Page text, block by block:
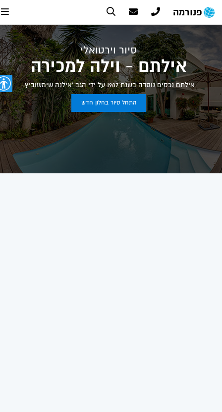
פנורמה
סיור וירטואלי
אילתם - וילה למכירה
אילתם נכסים נוסדה בשנת 1987 על ידי הגב 'אילנה שימשוביץ.
התחל סיור בחלון חדש